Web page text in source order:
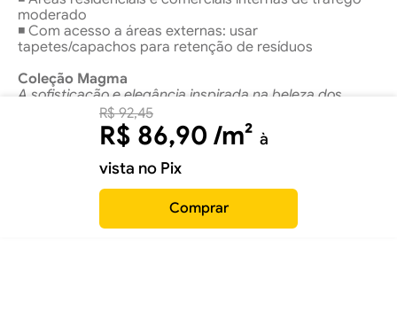
moderado
◾ Com acesso a áreas externas: usar
tapetes/capachos para retenção de resíduos
Coleção Magma
A sofisticação e elegância inspirada na beleza dos
marmorizados traduzem nossa inspiração para seu
R$ 92,45
R$ 86,90 /m² à
vista no Pix
Comprar